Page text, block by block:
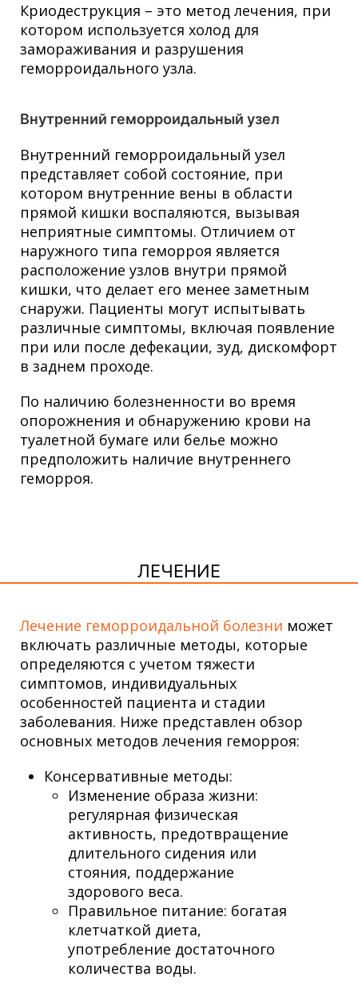
Криодеструкция – это метод лечения, при
котором используется холод для
замораживания и разрушения
геморроидального узла.
Внутренний геморроидальный узел
Внутренний геморроидальный узел
представляет собой состояние, при
котором внутренние вены в области
прямой кишки воспаляются, вызывая
неприятные симптомы. Отличием от
наружного типа геморроя является
расположение узлов внутри прямой
кишки, что делает его менее заметным
снаружи. Пациенты могут испытывать
различные симптомы, включая появление
при или после дефекации, зуд, дискомфорт
в заднем проходе.
По наличию болезненности во время
опорожнения и обнаружению крови на
туалетной бумаге или белье можно
предположить наличие внутреннего
геморроя.
ЛЕЧЕНИЕ
Лечение геморроидальной болезни может
включать различные методы, которые
определяются с учетом тяжести
симптомов, индивидуальных
особенностей пациента и стадии
заболевания. Ниже представлен обзор
основных методов лечения геморроя:
Консервативные методы:
Изменение образа жизни:
регулярная физическая
активность, предотвращение
длительного сидения или
стояния, поддержание
здорового веса.
Правильное питание: богатая
клетчаткой диета,
употребление достаточного
количества воды.